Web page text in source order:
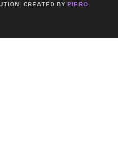
CREATED BY PIERO